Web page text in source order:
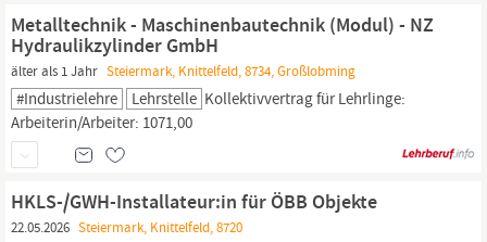
Standort, sondern auch Karrierechancen auf der...
Metalltechnik - Maschinenbautechnik (Modul) - NZ
Hydraulikzylinder GmbH
älter als 1 Jahr Steiermark, Knittelfeld, 8734, Großlobming
#industrielehre Lehrstelle Kollektivvertrag für Lehrlinge:
Arbeiterin/Arbeiter: 1071,00
HKLS-/GWH-Installateur:in für ÖBB Objekte
22.05.2026 Steiermark, Knittelfeld, 8720